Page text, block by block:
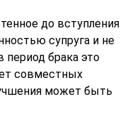
до вступления
супруга и не
период брака это
совместных
может быть